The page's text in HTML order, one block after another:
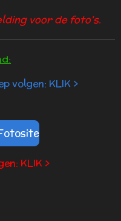
voor de foto's.
volgen: KLIK >
KLIK >